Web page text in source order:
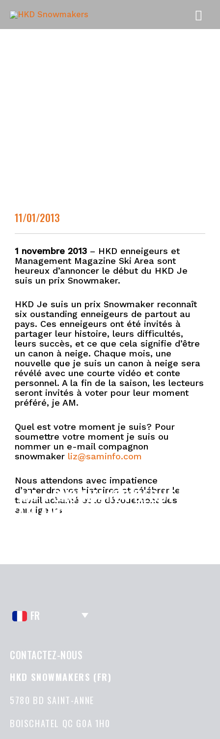
I AM A SNOWMAKER DEBUT WITH
SAM AND HKD
11/01/2013
1 novembre 2013 – HKD enneigeurs et
Management Magazine Ski Area sont
heureux d’annoncer le début du HKD Je
suis un prix Snowmaker.
HKD Je suis un prix Snowmaker reconnaît
six oustanding enneigeurs de partout au
pays. Ces enneigeurs ont été invités à
partager leur histoire, leurs difficultés,
leurs succès, et ce que cela signifie d’être
un canon à neige. Chaque mois, une
nouvelle que je suis un canon à neige sera
révélé avec une courte vidéo et conte
personnel. A la fin de la saison, les lecteurs
seront invités à voter pour leur moment
préféré, je AM.
Quel est votre moment je suis? Pour
soumettre votre moment je suis ou
nommer un e-mail compagnon
snowmaker liz@saminfo.com
Nous attendons avec impatience
d’entendre vos histoires et célébrer le
travail acharné et le dévouement des
enneigeurs.
FR
CONTACTEZ-NOUS
HKD SNOWMAKERS (FR)
5780 BD SAINT-ANNE
BOISCHATEL QC G0A 1H0